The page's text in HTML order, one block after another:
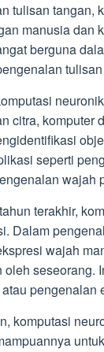
tulisan tangan,
manusia dan
berguna
citra, komputer
seperti
wajah
terakhir,
Dalam
wajah
oleh seseorang.
komputasi